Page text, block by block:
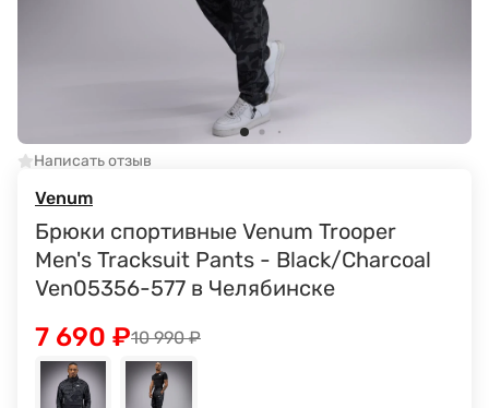
Написать отзыв
Venum
Брюки спортивные Venum Trooper
Men's Tracksuit Pants - Black/Charcoal
Ven05356-577 в Челябинске
10 990₽
7 690 ₽